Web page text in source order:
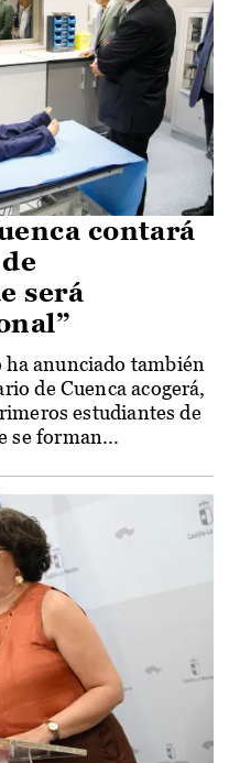
contará
será
anunciado también
de Cuenca acogerá,
estudiantes de
se forman...